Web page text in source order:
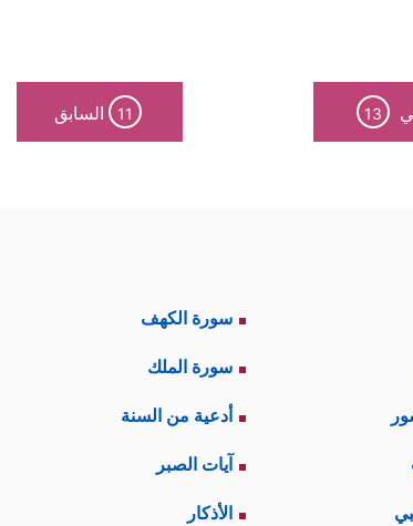
13
11 السابق
سورة الكهف
سورة الملك
أدعية من السنة
آيات الصبر
الأذكار